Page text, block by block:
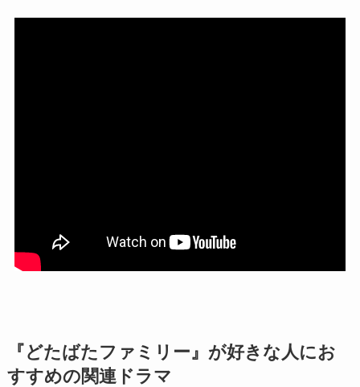
『どたばたファミリー』が好きな人にお
すすめの関連ドラマ